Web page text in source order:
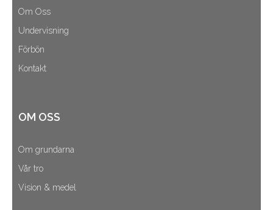
Om Oss
Undervisning
Förbön
Kontakt
OM OSS
Om grundarna
Vår tro
Vision & medel